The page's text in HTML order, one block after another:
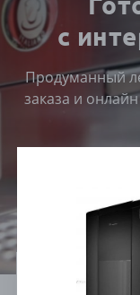
с
Продуманный
заказа и